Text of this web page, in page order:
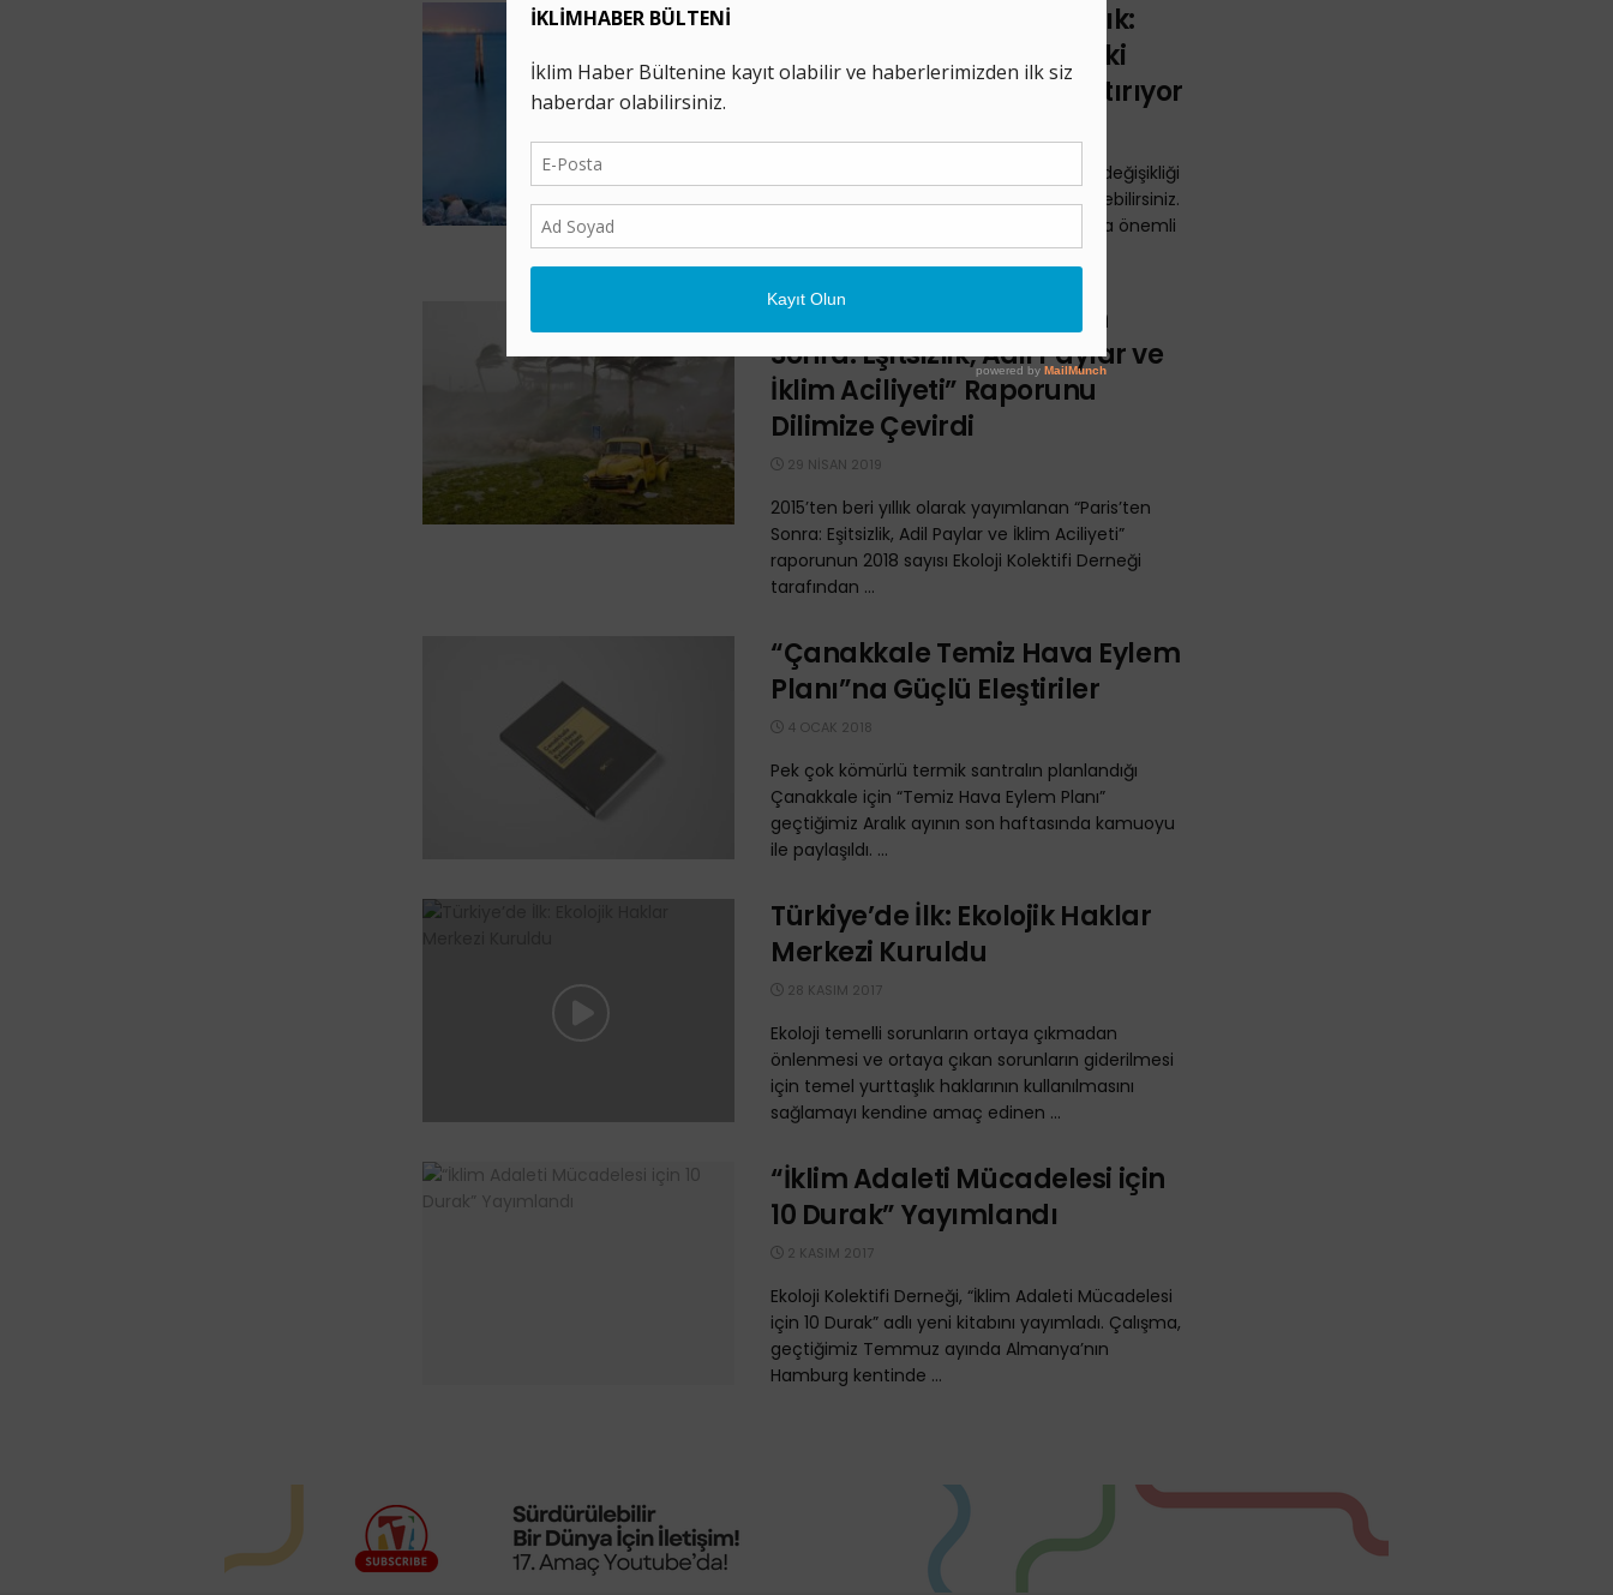
26 Nisan – 2 Mayıs Haftalık:
İklim Değişikliği Dünyadaki
Ekonomik Adaletsizliği Artırıyor
26 Nisan-2 Mayıs tarihleri arasında iklim değişikliği
ile ilgili neler yaşandığını aşağıdan öğrenebilirsiniz.
Geçtiğimiz hafta iklim değişikliği alanında önemli
gelişmeler ...
Ekoloji Kolektifi, “Paris’ten
Sonra: Eşitsizlik, Adil Paylar ve
İklim Aciliyeti” Raporunu
Dilimize Çevirdi
29 NISAN 2019
2015’ten beri yıllık olarak yayımlanan “Paris’ten
Sonra: Eşitsizlik, Adil Paylar ve İklim Aciliyeti”
raporunun 2018 sayısı Ekoloji Kolektifi Derneği
tarafından ...
“Çanakkale Temiz Hava Eylem
Planı”na Güçlü Eleştiriler
4 OCAK 2018
Pek çok kömürlü termik santralın planlandığı
Çanakkale için “Temiz Hava Eylem Planı”
geçtiğimiz Aralık ayının son haftasında kamuoyu
ile paylaşıldı. ...
Türkiye’de İlk: Ekolojik Haklar
Merkezi Kuruldu
28 KASIM 2017
Ekoloji temelli sorunların ortaya çıkmadan
önlenmesi ve ortaya çıkan sorunların giderilmesi
için temel yurttaşlık haklarının kullanılmasını
sağlamayı kendine amaç edinen ...
“İklim Adaleti Mücadelesi için
10 Durak” Yayımlandı
2 KASIM 2017
Ekoloji Kolektifi Derneği, “İklim Adaleti Mücadelesi
için 10 Durak” adlı yeni kitabını yayımladı. Çalışma,
geçtiğimiz Temmuz ayında Almanya’nın
Hamburg kentinde ...